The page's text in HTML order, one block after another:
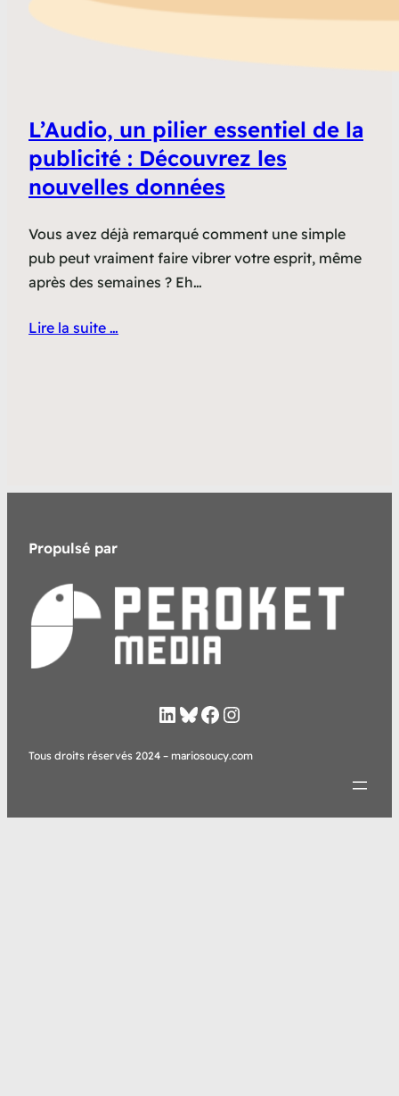
L’Audio, un pilier essentiel de la
publicité : Découvrez les
nouvelles données
Vous avez déjà remarqué comment une simple
pub peut vraiment faire vibrer votre esprit, même
après des semaines ? Eh…
Lire la suite …
Propulsé par
LinkedIn Bluesky Facebook Instagram
Tous droits réservés 2024 – mariosoucy.com